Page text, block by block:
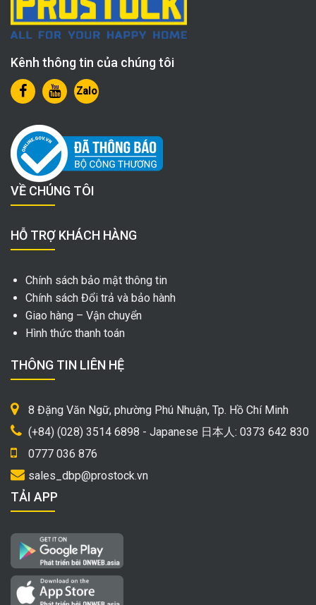
Kênh thông tin của chúng tôi
Zalo
VỀ CHÚNG TÔI
HỖ TRỢ KHÁCH HÀNG
Chính sách bảo mật thông tin
Chính sách Đổi trả và bảo hành
Giao hàng – Vận chuyển
Hình thức thanh toán
THÔNG TIN LIÊN HỆ
8 Đặng Văn Ngữ, phường Phú Nhuận, Tp. Hồ Chí Minh
(+84) (028) 3514 6898 - Japanese 日本人: 0373 642 830
0777 036 876
sales_dbp@prostock.vn
TẢI APP